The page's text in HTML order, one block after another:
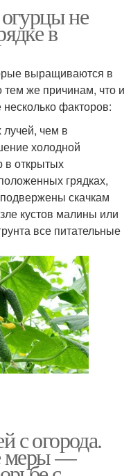
не
в
выращиваются в
тем же причинам, что и
факторов:
чем в
холодной
в открытых
грядках,
скачкам
кустов малины или
все питательные
с огорода.
меры —